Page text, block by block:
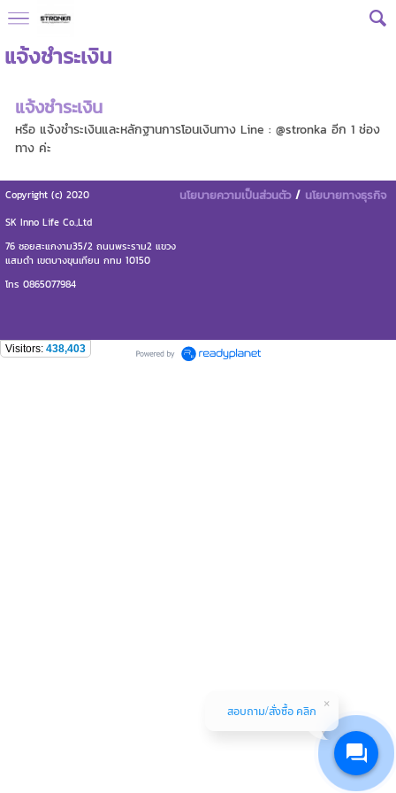
แจ้งชำระเงิน
แจ้งชำระเงิน
หรือ แจ้งชำระเงินและหลักฐานการโอนเงินทาง Line : @stronka อีก 1 ช่อง
ทาง ค่ะ
Copyright (c) 2020 นโยบายความเป็นส่วนตัว/ นโยบายทางธุรกิจ
SK Inno Life Co.,Ltd
76 ซอยสะแกงาม35/2 ถนนพระราม2 แขวง
แสมดำ เขตบางขุนเทียน กทม 10150
โทร 0865077984
Visitors: 438,403
สอบถาม/สั่งซื้อ คลิก